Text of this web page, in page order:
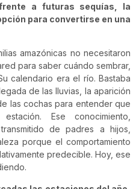
a futuras sequías, la
para convertirse en una
amazónicas no necesitaron
para saber cuándo sembrar,
calendario era el río. Bastaba
de las lluvias, la aparición
las cochas para entender que
Ese conocimiento,
de padres a hijos,
porque el comportamiento
predecible. Hoy, ese